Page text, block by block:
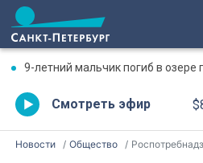
9-летний мальчик погиб в озере под
Смотреть эфир
Новости Общество Роспотребнадзор